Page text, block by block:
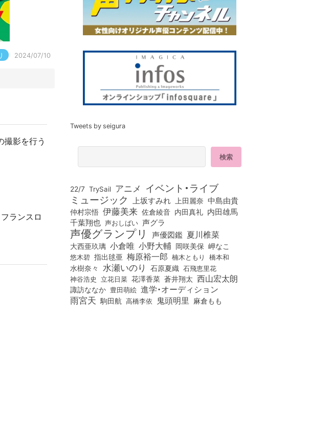
2024/07/10
撮影を行う
ランスロ
Tweets by seigura
22/7 TrySail アニメ イベント・ライブ
ミュージック 上坂すみれ 上田麗奈 中島由貴
仲村宗悟 伊藤美来 佐倉綾音 内田真礼 内田雄馬
千葉翔也 声おしばい 声グラ
声優グランプリ 声優図鑑 夏川椎菜
大西亜玖璃 小倉唯 小野大輔 岡咲美保 岬なこ
悠木碧 指出毬亜 梅原裕一郎 楠木ともり 橋本和
水樹奈々 水瀬いのり 石原夏織 石飛恵里花
神谷浩史 立花日菜 花澤香菜 蒼井翔太 西山宏太朗
諏訪ななか 豊田萌絵 進学・オーディション
雨宮天 駒田航 高橋李依 鬼頭明里 麻倉もも